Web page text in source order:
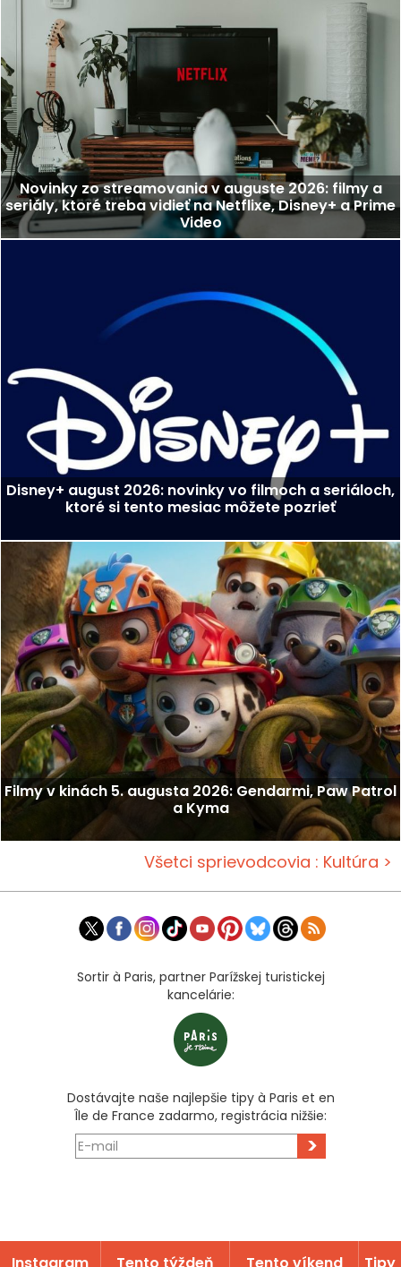
Novinky zo streamovania v auguste 2026: filmy a
seriály, ktoré treba vidieť na Netflixe, Disney+ a Prime
Video
Disney+ august 2026: novinky vo filmoch a seriáloch,
ktoré si tento mesiac môžete pozrieť
Filmy v kinách 5. augusta 2026: Gendarmi, Paw Patrol
a Kyma
Všetci sprievodcovia : Kultúra >
Sortir à Paris, partner Parížskej turistickej
kancelárie:
Dostávajte naše najlepšie tipy à Paris et en
Île de France zadarmo, registrácia nižšie:
>